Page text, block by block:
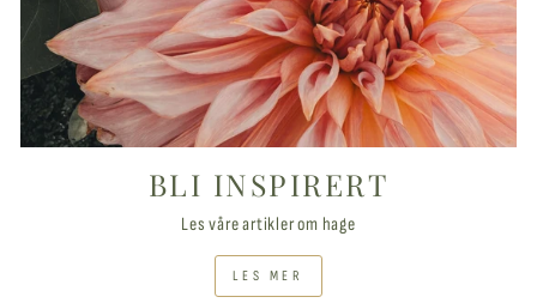
BLI INSPIRERT
Les våre artikler om hage
LES MER